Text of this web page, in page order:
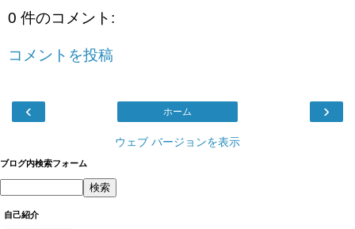
0 件のコメント:
コメントを投稿
‹ ›
ホーム
ウェブ バージョンを表示
ブログ内検索フォーム
自己紹介